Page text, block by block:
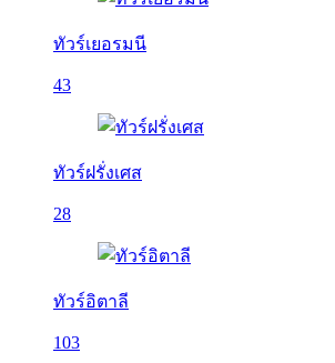
ทัวร์เยอรมนี
43
ทัวร์ฝรั่งเศส
28
ทัวร์อิตาลี
103